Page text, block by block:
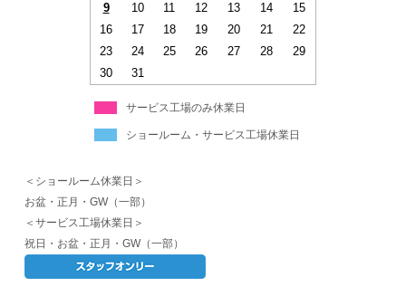
9
10 11 12 13 14
15
16
17 18 19 20 21
22
23
24 25 26 27 28
29
30
31
サービス工場のみ休業日
ショールーム・サービス工場休業日
＜ショールーム休業日＞
お盆・正月・GW（一部）
＜サービス工場休業日＞
祝日・お盆・正月・GW（一部）